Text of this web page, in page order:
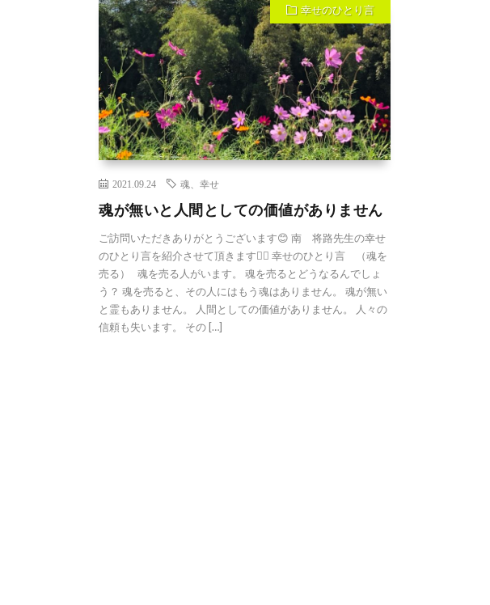
幸せのひとり言
2021.09.24 魂、幸せ
魂が無いと人間としての価値がありません
ご訪問いただきありがとうございます😊 南 将路先生の幸せ
のひとり言を紹介させて頂きます🙇‍♀️ 幸せのひとり言 （魂を
売る） 魂を売る人がいます。 魂を売るとどうなるんでしょ
う？ 魂を売ると、その人にはもう魂はありません。 魂が無い
と霊もありません。 人間としての価値がありません。 人々の
信頼も失います。 その […]